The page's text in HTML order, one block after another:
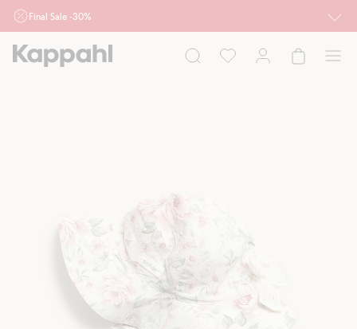
Final Sale -30%
działu outlet do 10.8 w sklepach Kappahl i Newbie oraz na kappahl.com. Ofert
nie łączymy